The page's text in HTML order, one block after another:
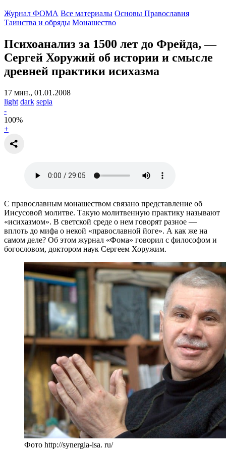
Журнал ФОМА Все материалы Основы Православия
Таинства и обряды Монашество
Психоанализ за 1500 лет до Фрейда, —
Сергей Хоружий об истории и смысле
древней практики исихазма
17 мин., 01.01.2008
light dark sepia
-
100%
+
С православным монашеством связано представление об
Иисусовой молитве. Такую молитвенную практику называют
«исихазмом». В светской среде о нем говорят разное —
вплоть до мифа о некой «православной йоге». А как же на
самом деле? Об этом журнал «Фома» говорил с философом и
богословом, доктором наук Сергеем Хоружим.
Фото http://synergia-isa. ru/